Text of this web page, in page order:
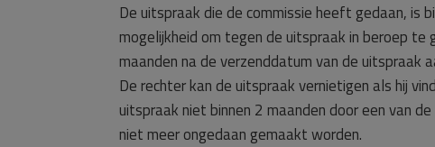
De uitspraak die de commissie heeft gedaan, is
mogelijkheid om tegen de uitspraak in beroep
maanden na de verzenddatum van de uitspraak
De rechter kan de uitspraak vernietigen als hij
uitspraak niet binnen 2 maanden door een van
niet meer ongedaan gemaakt worden.